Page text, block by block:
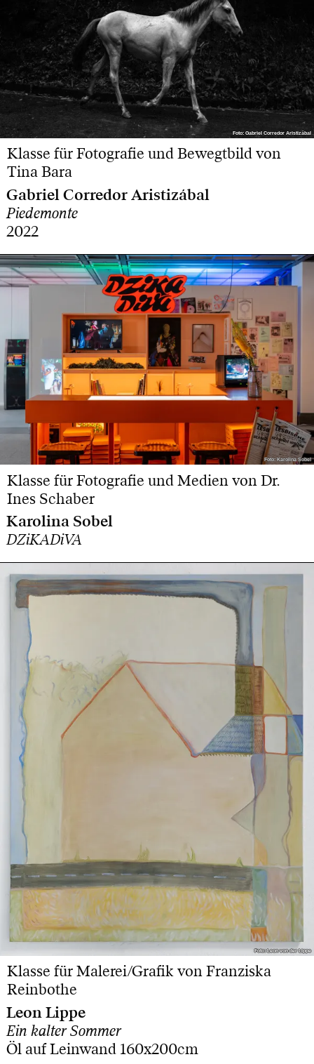
Foto: Gabriel Corredor Aristizábal
Foto: Gabriel Corredor Aristizábal
Klasse für Fotografie und Bewegtbild von
Tina Bara
Gabriel Corredor Aristizábal
Piedemonte
2022
Foto: Karolina Sobel
Foto: Karolina Sobel
Klasse für Fotografie und Medien von Dr.
Ines Schaber
Karolina Sobel
DZiKADiVA
Foto: Leon von der Lippe
Foto: Leon von der Lippe
Klasse für Malerei/Grafik von Franziska
Reinbothe
Leon Lippe
Ein kalter Sommer
Öl auf Leinwand 160x200cm